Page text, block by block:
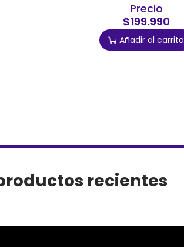
Precio
$199.990
Añadir al carrito
recientes